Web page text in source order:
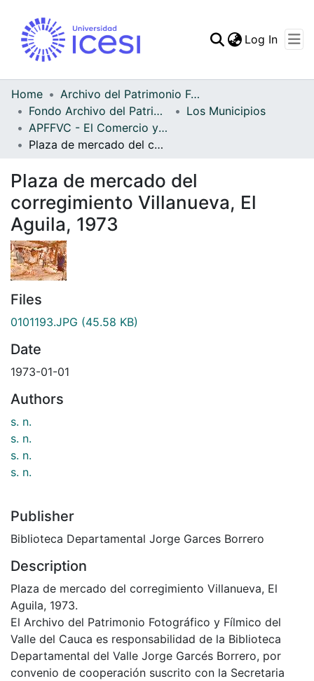
Statistics
Log In
Home
Archivo del Patrimonio Fotográfico y Fílmico del Valle del Cauca
Fondo Archivo del Patrimonio Fotográfico y Fílmico del Valle del Cauca
Los Municipios
APFFVC - El Comercio y las Haciendas - Patrimonial
Plaza de mercado del corregimiento Villanueva, El Aguila, 1973
Plaza de mercado del
corregimiento Villanueva, El
Aguila, 1973
Files
0101193.JPG (45.58 KB)
Date
1973-01-01
Authors
s. n.
s. n.
s. n.
s. n.
Publisher
Biblioteca Departamental Jorge Garces Borrero
Description
Plaza de mercado del corregimiento Villanueva, El
Aguila, 1973.
El Archivo del Patrimonio Fotográfico y Fílmico del
Valle del Cauca es responsabilidad de la Biblioteca
Departamental del Valle Jorge Garcés Borrero, por
convenio de cooperación suscrito con la Secretaria